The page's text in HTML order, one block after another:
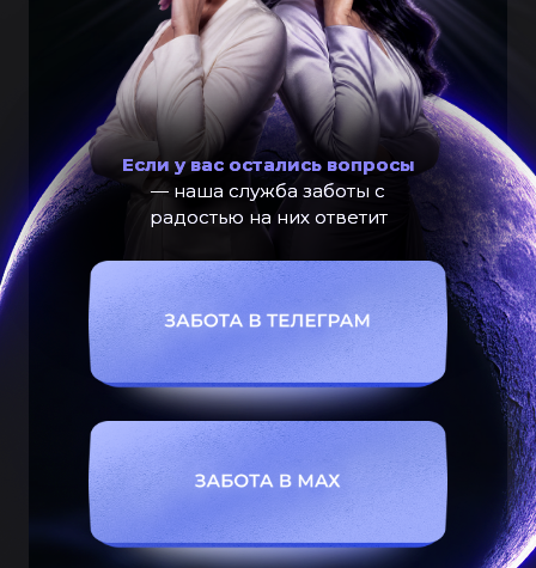
Если у вас остались вопросы
— наша служба заботы с
радостью на них ответит